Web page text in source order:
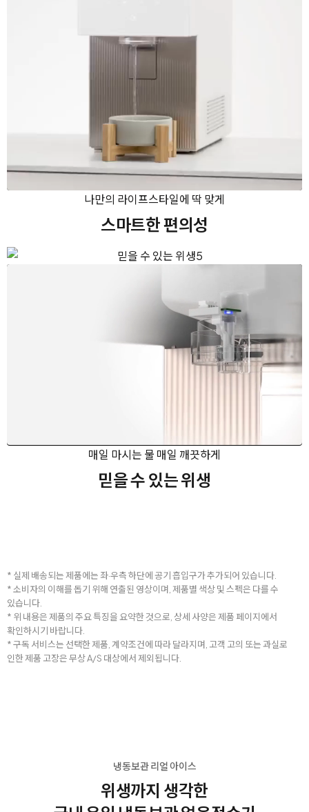
나만의 라이프스타일에 딱 맞게
스마트한 편의성
매일 마시는 물 매일 깨끗하게
믿을 수 있는 위생
* 실제 배송되는 제품에는 좌·우측 하단에 공기 흡입구가 추가되어 있습니다.
* 소비자의 이해를 돕기 위해 연출된 영상이며, 제품별 색상 및 스펙은 다를 수
있습니다.
* 위 내용은 제품의 주요 특징을 요약한 것으로, 상세 사양은 제품 페이지에서
확인하시기 바랍니다.
* 구독 서비스는 선택한 제품, 계약조건에 따라 달라지며, 고객 고의 또는 과실로
인한 제품 고장은 무상 A/S 대상에서 제외됩니다.
냉동보관 리얼 아이스
위생까지 생각한